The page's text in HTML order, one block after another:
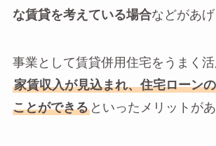
な賃貸を考えている場合などがあげ
事業として賃貸併用住宅をうまく活
家賃収入が見込まれ、住宅ローン
ことができるといったメリットがあ